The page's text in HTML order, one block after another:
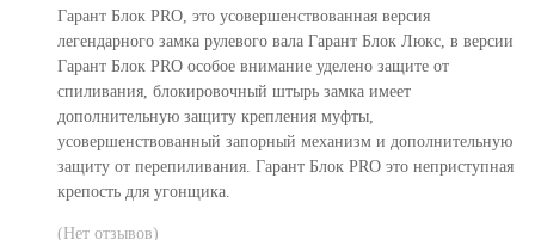
Гарант Блок PRO, это усовершенствованная версия
легендарного замка рулевого вала Гарант Блок Люкс, в версии
Гарант Блок PRO особое внимание уделено защите от
спиливания, блокировочный штырь замка имеет
дополнительную защиту крепления муфты,
усовершенствованный запорный механизм и дополнительную
защиту от перепиливания. Гарант Блок PRO это неприступная
крепость для угонщика.
(Нет отзывов)